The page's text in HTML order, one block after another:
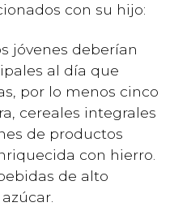
con su hijo:
jóvenes deberían
al día que
por lo menos cinco
cereales integrales
de productos
con hierro.
de alto